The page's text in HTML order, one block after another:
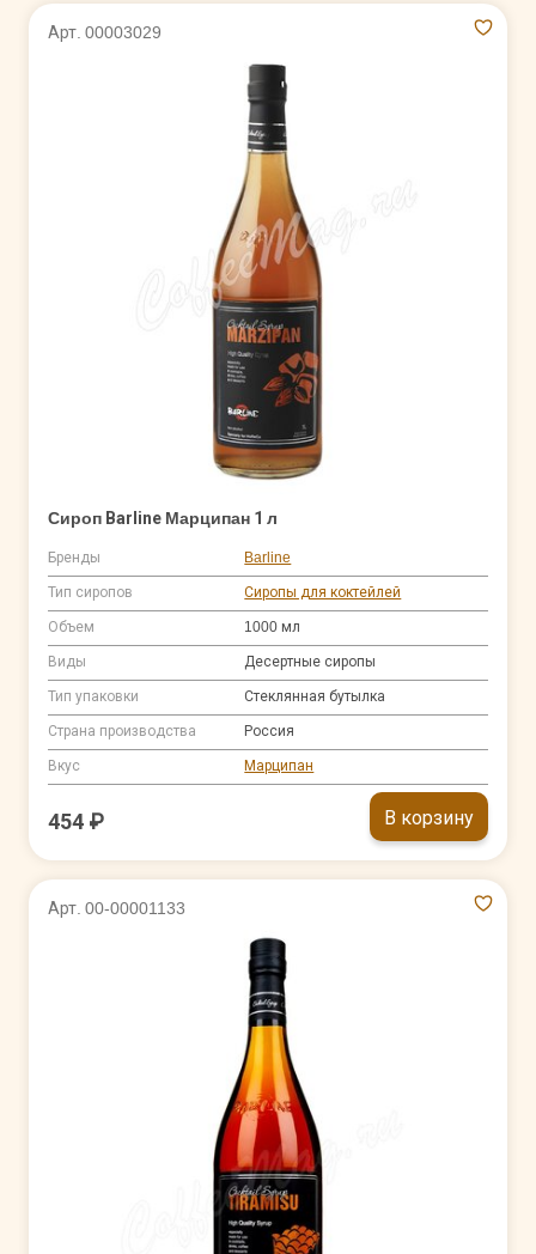
Арт. 00003029
Сироп Barline Марципан 1 л
Бренды Barline
Тип сиропов Сиропы для коктейлей
Объем 1000 мл
Виды Десертные сиропы
Тип упаковки Стеклянная бутылка
Страна производства Россия
Вкус Марципан
454 ₽ В корзину
Арт. 00-00001133